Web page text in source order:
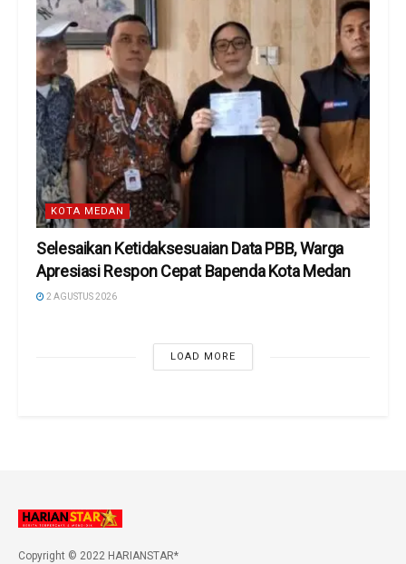
KOTA MEDAN
Selesaikan Ketidaksesuaian Data PBB, Warga
Apresiasi Respon Cepat Bapenda Kota Medan
2 AGUSTUS 2026
LOAD MORE
Copyright © 2022 HARIANSTAR*